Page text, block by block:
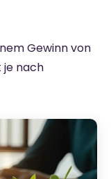
Gewinn von
je nach